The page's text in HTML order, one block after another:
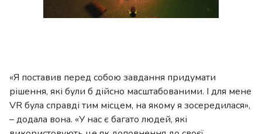
«Я поставив перед собою завдання придумати
рішення, які були б дійсно масштабованими. І для мене
VR була справді тим місцем, на якому я зосередилася»,
– додала вона. «У нас є багато людей, які